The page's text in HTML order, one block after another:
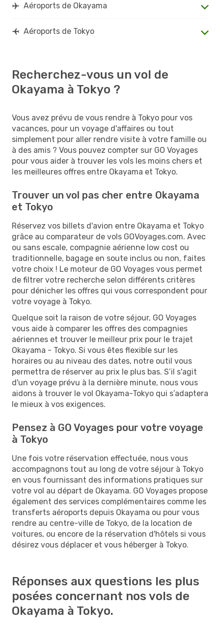
Aéroports de Okayama
Aéroports de Tokyo
Recherchez-vous un vol de
Okayama à Tokyo ?
Vous avez prévu de vous rendre à Tokyo pour vos
vacances, pour un voyage d'affaires ou tout
simplement pour aller rendre visite à votre famille ou
à des amis ? Vous pouvez compter sur GO Voyages
pour vous aider à trouver les vols les moins chers et
les meilleures offres entre Okayama et Tokyo.
Trouver un vol pas cher entre Okayama
et Tokyo
Réservez vos billets d'avion entre Okayama et Tokyo
grâce au comparateur de vols GOVoyages.com. Avec
ou sans escale, compagnie aérienne low cost ou
traditionnelle, bagage en soute inclus ou non, faites
votre choix ! Le moteur de GO Voyages vous permet
de filtrer votre recherche selon différents critères
pour dénicher les offres qui vous correspondent pour
votre voyage à Tokyo.
Quelque soit la raison de votre séjour, GO Voyages
vous aide à comparer les offres des compagnies
aériennes et trouver le meilleur prix pour le trajet
Okayama - Tokyo. Si vous êtes flexible sur les
horaires ou au niveau des dates, notre outil vous
permettra de réserver au prix le plus bas. S’il s'agit
d'un voyage prévu à la dernière minute, nous vous
aidons à trouver le vol Okayama-Tokyo qui s’adaptera
le mieux à vos exigences.
Pensez à GO Voyages pour votre voyage
à Tokyo
Une fois votre réservation effectuée, nous vous
accompagnons tout au long de votre séjour à Tokyo
en vous fournissant des informations pratiques sur
votre vol au départ de Okayama. GO Voyages propose
également des services complémentaires comme les
transferts aéroports depuis Okayama ou pour vous
rendre au centre-ville de Tokyo, de la location de
voitures, ou encore de la réservation d'hôtels si vous
désirez vous déplacer et vous héberger à Tokyo.
Réponses aux questions les plus
posées concernant nos vols de
Okayama à Tokyo.